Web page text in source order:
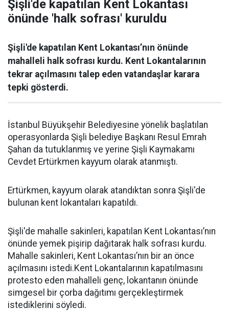
Şişli'de kapatılan Kent Lokantası
önünde 'halk sofrası' kuruldu
Şişli'de kapatılan Kent Lokantası’nın önünde
mahalleli halk sofrası kurdu. Kent Lokantalarının
tekrar açılmasını talep eden vatandaşlar karara
tepki gösterdi.
İstanbul Büyükşehir Belediyesine yönelik başlatılan
operasyonlarda Şişli belediye Başkanı Resul Emrah
Şahan da tutuklanmış ve yerine Şişli Kaymakamı
Cevdet Ertürkmen kayyum olarak atanmıştı.
Ertürkmen, kayyum olarak atandıktan sonra Şişli'de
bulunan kent lokantaları kapatıldı.
Şişli'de mahalle sakinleri, kapatılan Kent Lokantası’nın
önünde yemek pişirip dağıtarak halk sofrası kurdu.
Mahalle sakinleri, Kent Lokantası’nın bir an önce
açılmasını istedi.Kent Lokantalarının kapatılmasını
protesto eden mahalleli genç, lokantanın önünde
simgesel bir çorba dağıtımı gerçekleştirmek
istediklerini söyledi.